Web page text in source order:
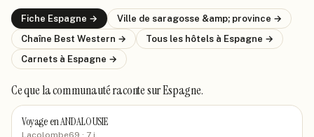
Fiche Espagne → Ville de saragosse &amp; province →
Chaîne Best Western → Tous les hôtels à Espagne →
Carnets à Espagne →
Ce que la communauté racontesur Espagne.
Voyage en ANDALOUSIE
Lacolombe69 · 7 j